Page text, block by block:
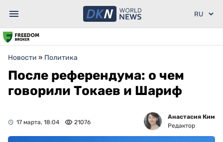
Новости » Политика
После референдума: о чем
говорили Токаев и Шариф
17 марта, 18:04 21076
Анастасия Ким
Редактор